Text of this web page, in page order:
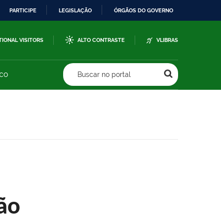
PARTICIPE LEGISLAÇÃO ÓRGÃOS DO GOVERNO
VISITORS ALTO CONTRASTE VLIBRAS
Buscar no portal